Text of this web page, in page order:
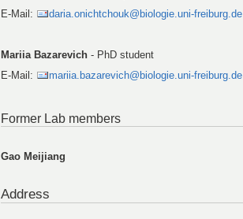
E-Mail:
daria.onichtchouk@biologie.uni-freiburg.de
Mariia Bazarevich - PhD student
E-Mail:
mariia.bazarevich@biologie.uni-freiburg.de
Former Lab members
Gao Meijiang
Address